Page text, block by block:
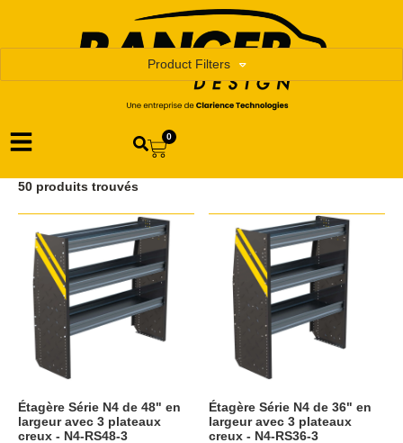
0
Product Filters
50 produits trouvés
Étagère Série N4 de 48" en
largeur avec 3 plateaux
creux - N4-RS48-3
Étagère Série N4 de 36" en
largeur avec 3 plateaux
creux - N4-RS36-3